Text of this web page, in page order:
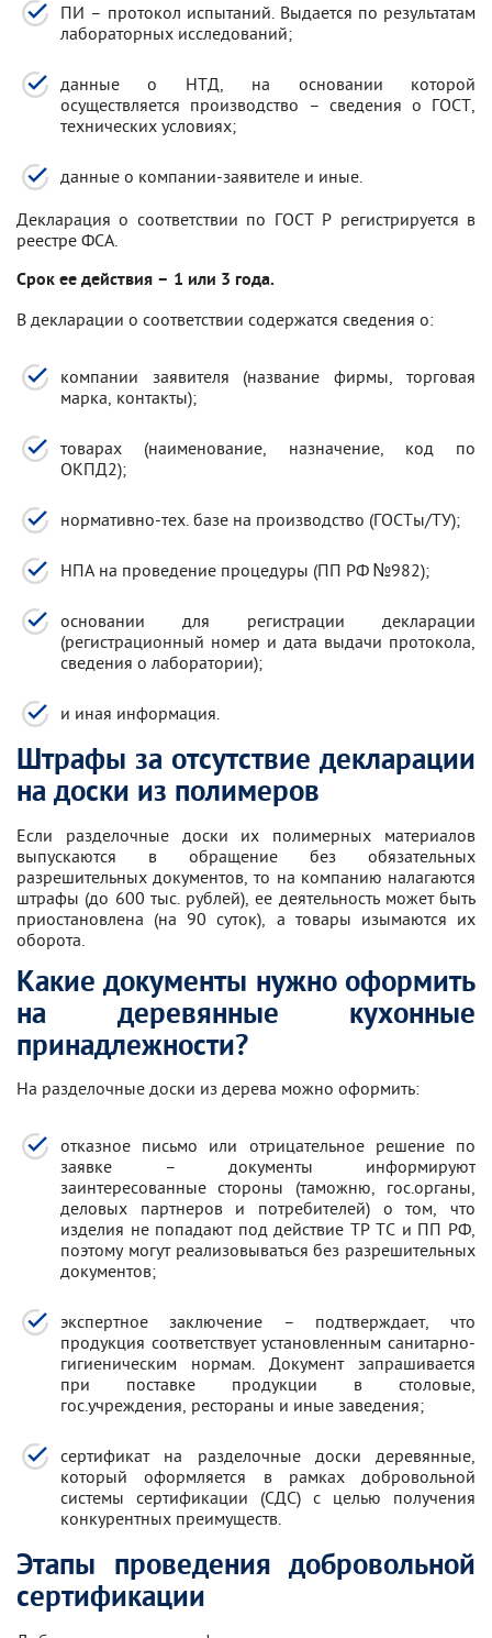
ПИ – протокол испытаний. Выдается по результатам
лабораторных исследований;
данные о НТД, на основании которой
осуществляется производство – сведения о ГОСТ,
технических условиях;
данные о компании-заявителе и иные.
Декларация о соответствии по ГОСТ Р регистрируется в
реестре ФСА.
Срок ее действия – 1 или 3 года.
В декларации о соответствии содержатся сведения о:
компании заявителя (название фирмы, торговая
марка, контакты);
товарах (наименование, назначение, код по
ОКПД2);
нормативно-тех. базе на производство (ГОСТы/ТУ);
НПА на проведение процедуры (ПП РФ №982);
основании для регистрации декларации
(регистрационный номер и дата выдачи протокола,
сведения о лаборатории);
и иная информация.
Штрафы за отсутствие декларации
на доски из полимеров
Если разделочные доски их полимерных материалов
выпускаются в обращение без обязательных
разрешительных документов, то на компанию налагаются
штрафы (до 600 тыс. рублей), ее деятельность может быть
приостановлена (на 90 суток), а товары изымаются их
оборота.
Какие документы нужно оформить
на деревянные кухонные
принадлежности?
На разделочные доски из дерева можно оформить:
отказное письмо или отрицательное решение по
заявке – документы информируют
заинтересованные стороны (таможню, гос.органы,
деловых партнеров и потребителей) о том, что
изделия не попадают под действие ТР ТС и ПП РФ,
поэтому могут реализовываться без разрешительных
документов;
экспертное заключение – подтверждает, что
продукция соответствует установленным санитарно-
гигиеническим нормам. Документ запрашивается
при поставке продукции в столовые,
гос.учреждения, рестораны и иные заведения;
сертификат на разделочные доски деревянные,
который оформляется в рамках добровольной
системы сертификации (СДС) с целью получения
конкурентных преимуществ.
Этапы проведения добровольной
сертификации